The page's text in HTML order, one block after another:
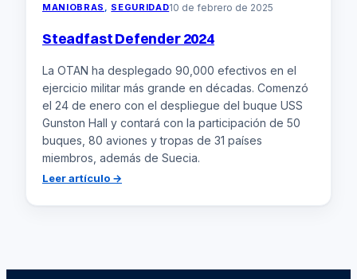
MANIOBRAS SEGURIDAD10 de febrero de 2025
Steadfast Defender 2024
La OTAN ha desplegado 90,000 efectivos en el
ejercicio militar más grande en décadas. Comenzó
el 24 de enero con el despliegue del buque USS
Gunston Hall y contará con la participación de 50
buques, 80 aviones y tropas de 31 países
miembros, además de Suecia.
Leer artículo →
Defender